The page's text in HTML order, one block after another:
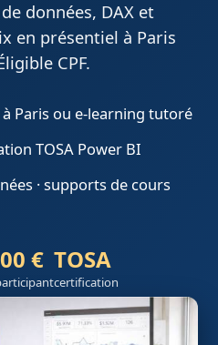
données, DAX et
en présentiel à Paris
CPF.
Paris ou e-learning tutoré
TOSA Power BI
· supports de cours
€ TOSA
certification